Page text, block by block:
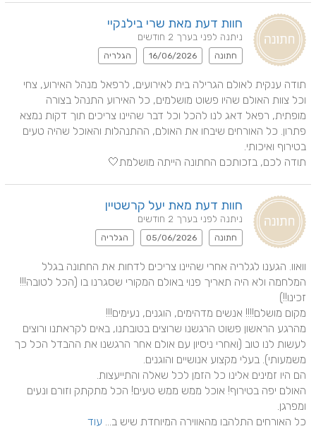
חוות דעת מאת שרי בילנקיי
ניתנה לפני בערך 2 חודשים
חתונה 16/06/2026 הגלריה
תודה לכם, בזכותכם החתונה הייתה מושלמת🤍
חוות דעת מאת יעל קרשטיין
ניתנה לפני בערך 2 חודשים
חתונה 05/06/2026 הגלריה
כל האורחים התלהבו מהאווירה המיוחדת שיש ב... עוד